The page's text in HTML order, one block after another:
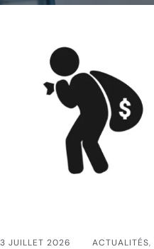
3 JUILLET 2026 ACTUALITÉS,